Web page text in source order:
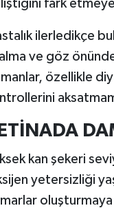
fark
ilerledikçe
ve göz
özellikle
kan şekeri
yetersizliği
oluşturmaya